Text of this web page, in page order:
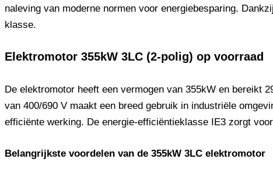
naleving van moderne normen voor energiebesparing.
klasse.
Elektromotor 355kW 3LC (2-polig) op voorraad
De elektromotor heeft een vermogen van 355kW en bereikt
van 400/690 V maakt een breed gebruik in industriële
efficiënte werking. De energie-efficiëntieklasse IE3 zorgt
Belangrijkste voordelen van de 355kW 3LC elektromotor